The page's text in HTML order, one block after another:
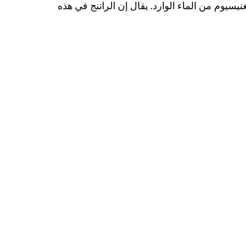
من الماء الوارد. يقال إن الراتنج في هذه